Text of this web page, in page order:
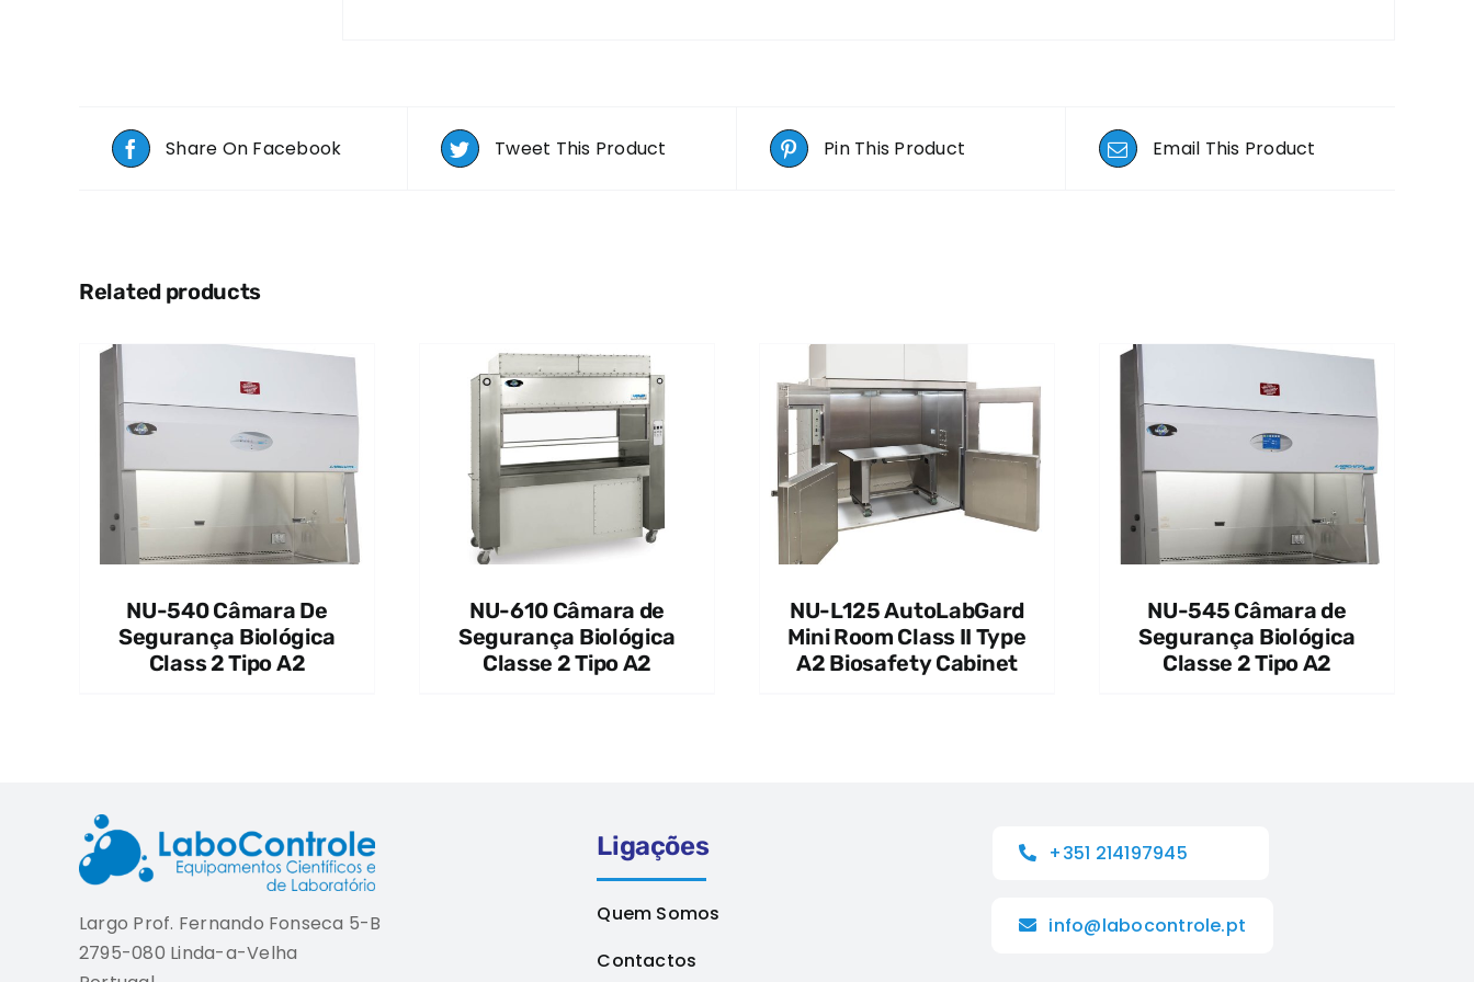
Share On Facebook Tweet This Product Pin This Product Email This Product
Related products
NU-540 Câmara De
Segurança Biológica
Class 2 Tipo A2
NU-610 Câmara de
Segurança Biológica
Classe 2 Tipo A2
QUICK VIEW
NU-L125 AutoLabGard
Mini Room Class II Type
A2 Biosafety Cabinet
QUICK VIEW
NU-545 Câmara de
Segurança Biológica
Classe 2 Tipo A2
Largo Prof. Fernando Fonseca 5-B
2795-080 Linda-a-Velha
Ligações
Quem Somos
Contactos
+351 214197945
info@labocontrole.pt